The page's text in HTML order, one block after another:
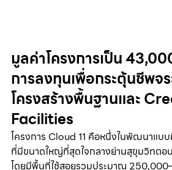
มูลค่าโครงการเป็น
การลงทุนเพื่อกระตุ้นชีพจ
โครงสร้างพื้นฐานและ
Facilities
โครงการ Cloud 11 คือหนึ่งในพัฒนาแ
ที่มีขนาดใหญ่ที่สุดใจกลางย่านสุขุมวิทตอ
โดยมีพื้นที่ใช้สอยรวมประมาณ